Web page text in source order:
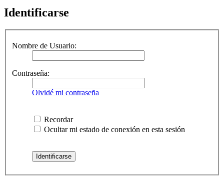
Identificarse
Nombre de Usuario:
Contraseña:
Olvidé mi contraseña
Recordar
Ocultar mi estado de conexión en esta sesión